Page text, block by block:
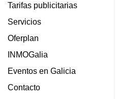
Tarifas publicitarias
Servicios
Oferplan
INMOGalia
Eventos en Galicia
Contacto